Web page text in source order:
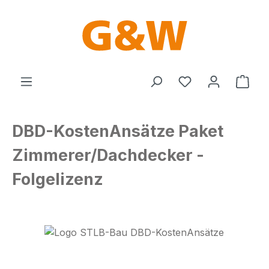
Du hast 0
DBD-KostenAnsätze Paket
Zimmerer/Dachdecker -
Folgelizenz
Bildergalerie überspringen